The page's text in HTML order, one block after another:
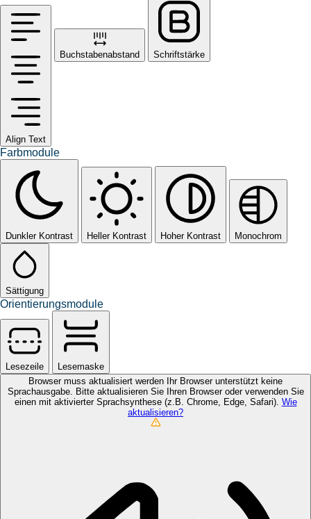
Align Text
Buchstabenabstand Schriftstärke
Farbmodule
Dunkler Kontrast Heller Kontrast Hoher Kontrast Monochrom
Sättigung
Orientierungsmodule
Lesezeile
Lesemaske
Browser muss aktualisiert werden Ihr Browser unterstützt keine
Sprachausgabe. Bitte aktualisieren Sie Ihren Browser oder verwenden Sie
einen mit aktivierter Sprachsynthese (z.B. Chrome, Edge, Safari). Wie
aktualisieren?